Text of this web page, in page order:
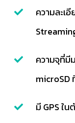
ความละเ
ความจุที่มี
microSD
มี GPS ใ